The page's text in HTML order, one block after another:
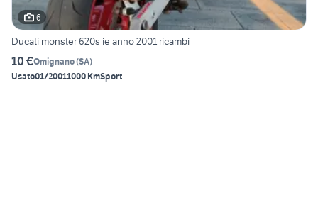
6
Ducati monster 620s ie anno 2001 ricambi
10 €Omignano(SA)
Usato01/20011000 KmSport